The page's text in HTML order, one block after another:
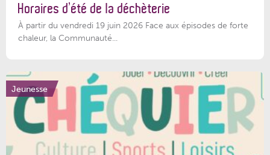
Horaires d’été de la déchèterie
À partir du vendredi 19 juin 2026 Face aux épisodes de forte
chaleur, la Communauté...
Jeunesse